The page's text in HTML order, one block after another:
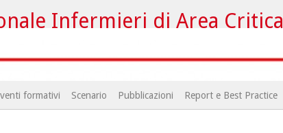
Infermieri di Area Critica
formativi Scenario Pubblicazioni Report e Best Practice